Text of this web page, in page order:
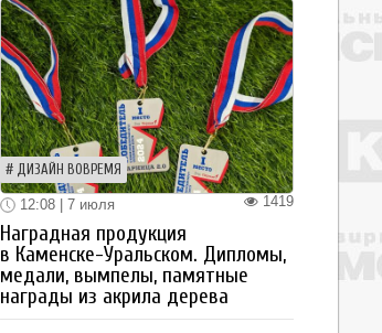
ДИЗАЙН ВОВРЕМЯ
1419
12:08 | 7 июля
Наградная продукция
в Каменске-Уральском. Дипломы,
медали, вымпелы, памятные
награды из акрила дерева